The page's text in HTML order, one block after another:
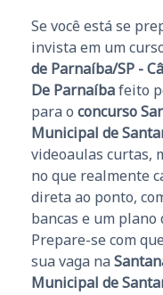
Se você está se
invista em um
de Parnaíba/SP -
De Parnaíbafeito
para o concurso
Municipal de
videoaulas curtas,
no que realmente
direta ao ponto,
bancas e um plano
Prepare-se com
sua vaga na
Municipal de